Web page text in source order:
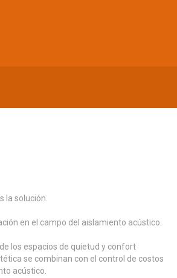
la solución.
en el campo del aislamiento acústico.
los espacios de quietud y confort
se combinan con el control de costos
acústico.